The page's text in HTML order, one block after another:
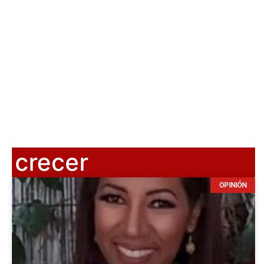
crecer
OPINIÓN